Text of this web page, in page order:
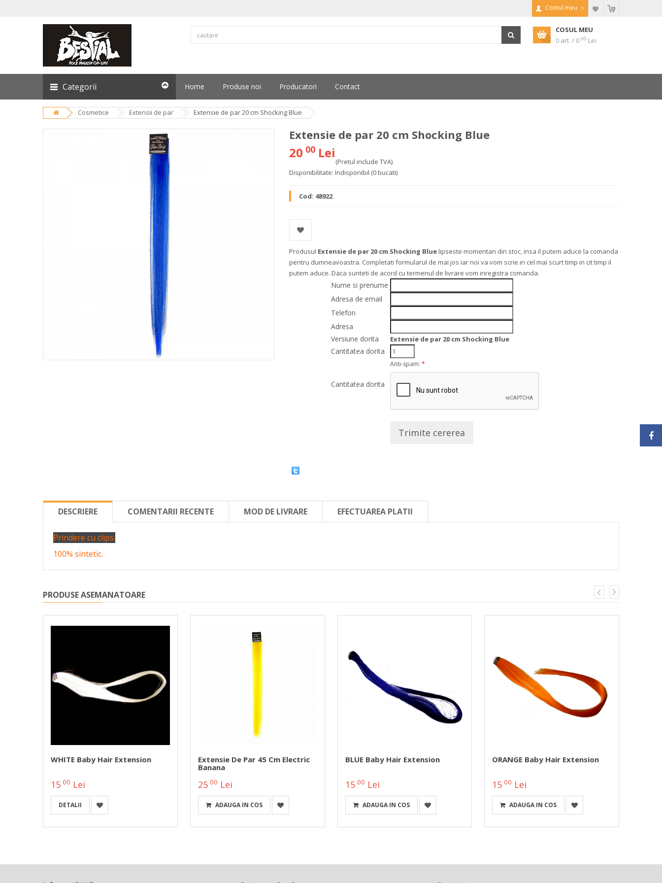
Contul meu
COSUL MEU
0 art. / 0 00 Lei
Categorii Home Produse noi Producatori Contact
Cosmetice Extensii de par Extensie de par 20 cm Shocking Blue
Extensie de par 20 cm Shocking Blue
20 00 Lei
(Pretul include TVA)
Disponibilitate: Indisponibil (0 bucati)
Cod: 48922
Produsul Extensie de par 20 cm Shocking Bluelipseste momentan din stoc, insa il putem aduce la comanda
pentru dumneavoastra. Completati formularul de mai jos iar noi va vom scrie in cel mai scurt timp in cit timp il
putem aduce. Daca sunteti de acord cu termenul de livrare vom inregistra comanda.
Nume si prenume
Adresa de email
Telefon
Adresa
Versiune dorita
Extensie de par 20 cm Shocking Blue
Cantitatea dorita
Cantitatea dorita
Anti-spam: *
Trimite cererea
DESCRIERE COMENTARII RECENTE MOD DE LIVRARE EFECTUAREA PLATII
Prindere cu clips.
100% sintetic.
PRODUSE ASEMANATOARE
WHITE Baby Hair Extension
15 00 Lei
DETALII
Extensie De Par 45 Cm Electric
Banana
25 00 Lei
ADAUGA IN COS
BLUE Baby Hair Extension
15 00 Lei
ADAUGA IN COS
ORANGE Baby Hair Extension
15 00 Lei
ADAUGA IN COS